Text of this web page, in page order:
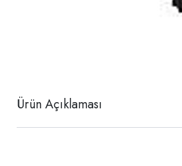
Ürün Açıklaması